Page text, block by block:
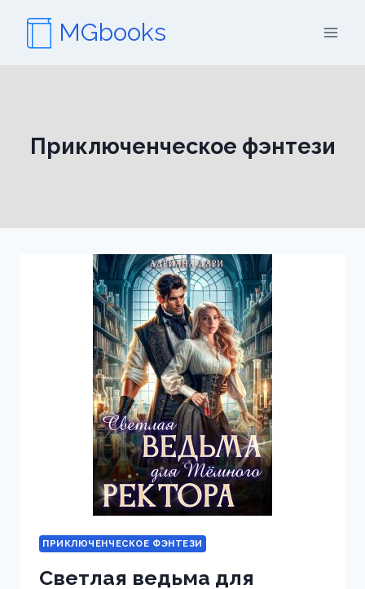
содержимому
MGbooks
Приключенческое фэнтези
ПРИКЛЮЧЕНЧЕСКОЕ ФЭНТЕЗИ
Светлая ведьма для